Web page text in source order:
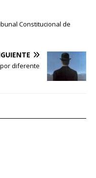
Constitucional de
diferente